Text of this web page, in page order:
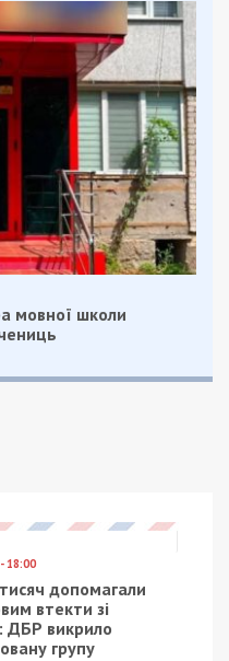
мовної школи
18:00
допомагали
втекти зі
ДБР викрило
групу